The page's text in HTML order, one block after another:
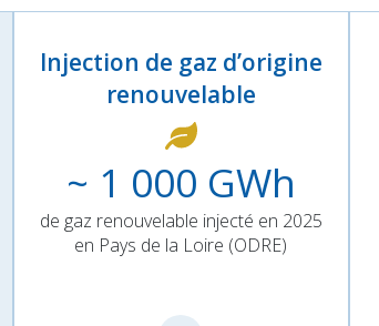
Injection de gaz d’origine
renouvelable
~ 1 000 GWh
de gaz renouvelable injecté en 2025
en Pays de la Loire (ODRE)